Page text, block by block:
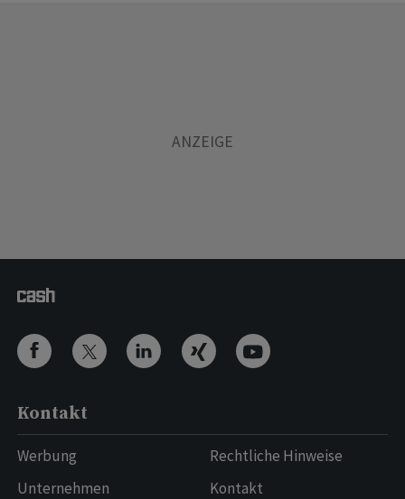
Kontakt
Werbung
Unternehmen
Rechtliche Hinweise
Kontakt